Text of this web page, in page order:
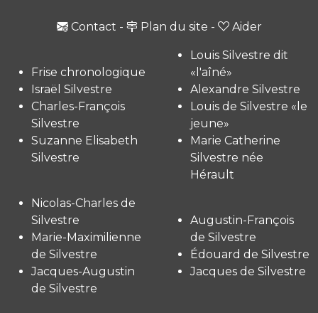
Contact - Plan du site - Aider
Frise chronologique
Israël Silvestre
Charles-François
Silvestre
Suzanne Elisabeth
Silvestre
Louis Silvestre dit
«l'aîné»
Alexandre Silvestre
Louis de Silvestre «le
jeune»
Marie Catherine
Silvestre née
Hérault
Nicolas-Charles de
Silvestre
Marie-Maximilienne
de Silvestre
Jacques-Augustin
de Silvestre
Augustin-François
de Silvestre
Édouard de Silvestre
Jacques de Silvestre